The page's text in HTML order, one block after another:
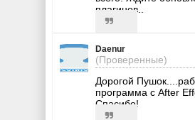
плагинов..
Daenur
(Проверенные)
Дорогой
программа с After
Спасибо!